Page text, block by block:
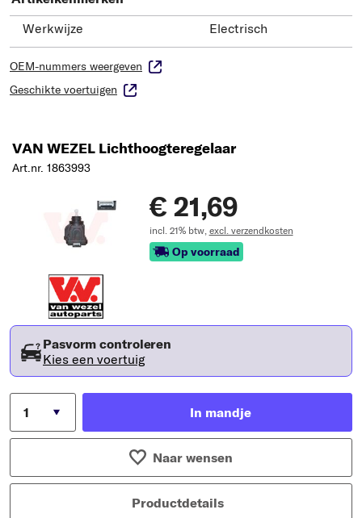
Werkwijze
Electrisch
OEM-nummers weergeven
Geschikte voertuigen
VAN WEZEL Lichthoogteregelaar
Art.nr. 1863993
€ 21,69
incl. 21% btw, excl. verzendkosten
Op voorraad
Pasvorm controleren
Kies een voertuig
In mandje
Naar wensen
Productdetails